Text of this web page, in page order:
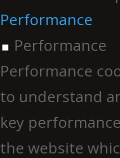
Performance
Performance
Performance
to understand
key
the website